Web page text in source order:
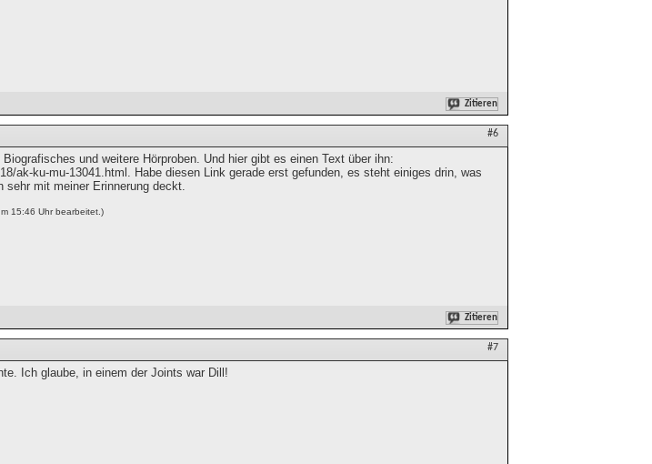
Zitieren
#6
und weitere Hörproben. Und hier gibt es einen Text über ihn:
ak-ku-mu-13041.html. Habe diesen Link gerade erst gefunden, es steht einiges drin, was
mit meiner Erinnerung deckt.
15:46 Uhr bearbeitet.)
Zitieren
#7
Ich glaube, in einem der Joints war Dill!